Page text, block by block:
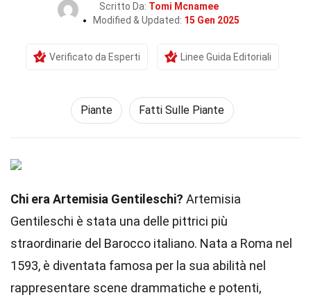
Scritto Da: Tomi Mcnamee
Modified & Updated: 15 Gen 2025
Verificato da Esperti Linee Guida Editoriali
Piante Fatti Sulle Piante
Chi era Artemisia Gentileschi? Artemisia
Gentileschi è stata una delle pittrici più
straordinarie del Barocco italiano. Nata a Roma nel
1593, è diventata famosa per la sua abilità nel
rappresentare scene drammatiche e potenti,